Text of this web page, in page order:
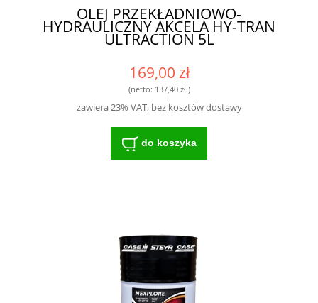
OLEJ PRZEKŁADNIOWO-
HYDRAULICZNY AKCELA HY-TRAN
ULTRACTION 5L
169,00 zł
(netto: 137,40 zł)
zawiera 23% VAT, bez kosztów dostawy
do koszyka